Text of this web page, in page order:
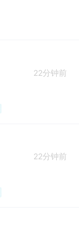
22分钟前
22分钟前